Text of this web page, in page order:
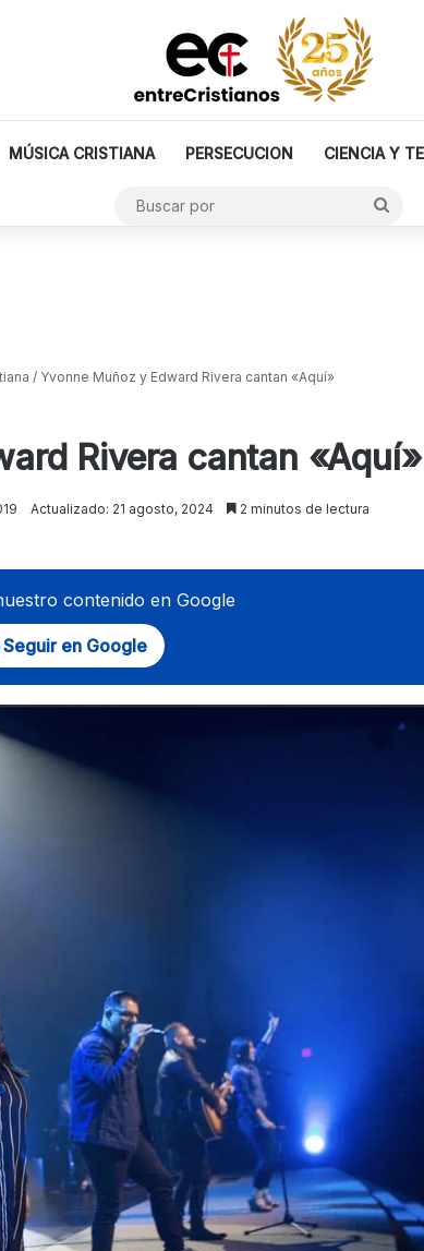
MÚSICA CRISTIANA PERSECUCION CIENCIA Y
/ Yvonne Muñoz y Edward Rivera cantan «Aquí»
Rivera cantan «Aquí»
Actualizado: 21 agosto, 2024 2 minutos de lectura
contenido en Google
Seguir en Google